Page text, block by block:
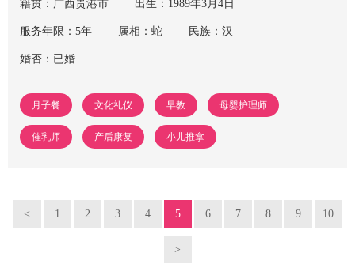
籍贯：广西贵港市 出生：1989年3月4日
服务年限：5年 属相：蛇 民族：汉
婚否：已婚
月子餐 文化礼仪 早教 母婴护理师
催乳师 产后康复 小儿推拿
< 1 2 3 4 5 6 7 8 9 10
>